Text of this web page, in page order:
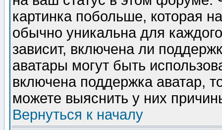
картинка побольше, которая
обычно уникальна для
зависит, включена ли
аватары могут быть
включена поддержка аватар,
можете выяснить у них
Вернуться к началу